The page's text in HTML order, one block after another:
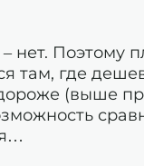
нет. Поэтому
там, где
(выше